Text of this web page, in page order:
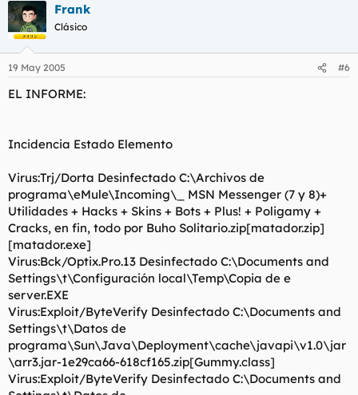
Frank
Clásico
19 May 2005 #6
EL INFORME:
Incidencia Estado Elemento
Virus:Trj/Dorta Desinfectado C:\Archivos de
programa\eMule\Incoming\_ MSN Messenger (7 y 8)+
Utilidades + Hacks + Skins + Bots + Plus! + Poligamy +
Cracks, en fin, todo por Buho Solitario.zip[matador.zip]
[matador.exe]
Virus:Bck/Optix.Pro.13 Desinfectado C:\Documents and
Settings\t\Configuración local\Temp\Copia de e
server.EXE
Virus:Exploit/ByteVerify Desinfectado C:\Documents and
Settings\t\Datos de
programa\Sun\Java\Deployment\cache\javapi\v1.0\jar
\arr3.jar-1e29ca66-618cf165.zip[Gummy.class]
Virus:Exploit/ByteVerify Desinfectado C:\Documents and